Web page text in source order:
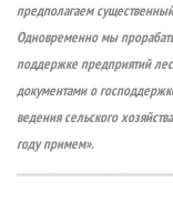
предполагаем
Одновременно мы
поддержке предприятий
документами о
ведения сельского
году примем».